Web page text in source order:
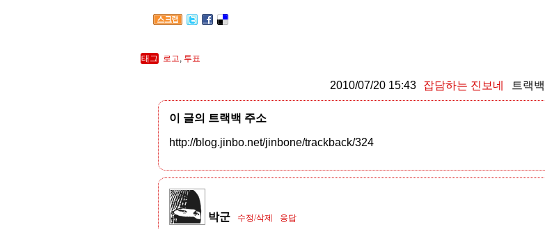
태그 로고, 투표
2010/07/20 15:43 잡담하는 진보네 트랙백
이 글의 트랙백 주소
http://blog.jinbo.net/jinbone/trackback/324
박군 수정/삭제 응답